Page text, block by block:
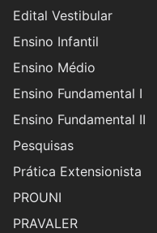
Edital Vestibular
Ensino Infantil
Ensino Médio
Ensino Fundamental I
Ensino Fundamental II
Pesquisas
Prática Extensionista
PROUNI
PRAVALER